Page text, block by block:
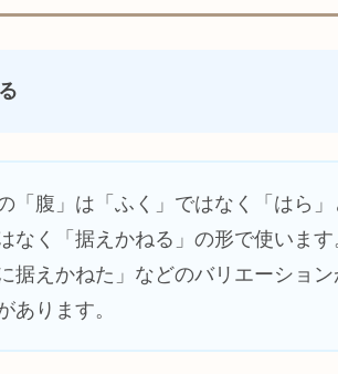
「腹」は「ふく」ではなく「はら
なく「据えかねる」の形で使いま
据えかねた」などのバリエーショ
あります。